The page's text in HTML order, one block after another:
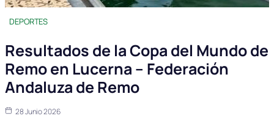
DEPORTES
Resultados de la Copa del Mundo de
Remo en Lucerna – Federación
Andaluza de Remo
28 Junio 2026